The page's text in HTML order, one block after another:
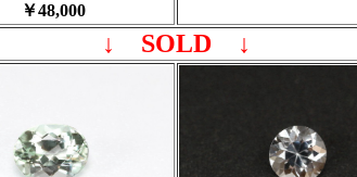
￥48,000
↓ SOLD ↓